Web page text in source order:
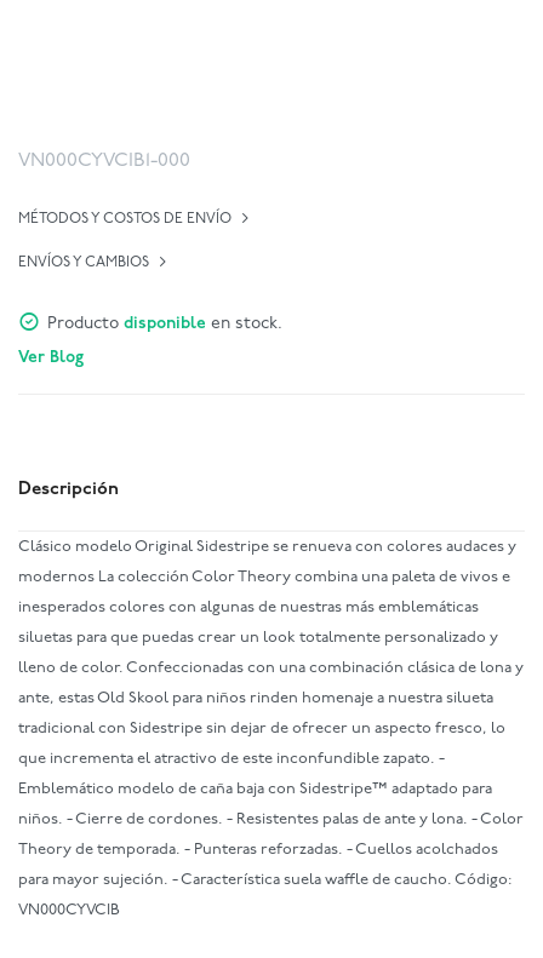
VN000CYVCIB1-000
MÉTODOS Y COSTOS DE ENVÍO
ENVÍOS Y CAMBIOS
Producto disponible en stock.
Ver Blog
Descripción
Clásico modelo Original Sidestripe se renueva con colores audaces y
modernos La colección Color Theory combina una paleta de vivos e
inesperados colores con algunas de nuestras más emblemáticas
siluetas para que puedas crear un look totalmente personalizado y
lleno de color. Confeccionadas con una combinación clásica de lona y
ante, estas Old Skool para niños rinden homenaje a nuestra silueta
tradicional con Sidestripe sin dejar de ofrecer un aspecto fresco, lo
que incrementa el atractivo de este inconfundible zapato. -
Emblemático modelo de caña baja con Sidestripe™ adaptado para
niños. - Cierre de cordones. - Resistentes palas de ante y lona. - Color
Theory de temporada. - Punteras reforzadas. - Cuellos acolchados
para mayor sujeción. - Característica suela waffle de caucho. Código:
VN000CYVCIB